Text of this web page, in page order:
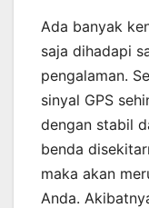
Ada banyak
saja dihadapi
pengalaman.
sinyal GPS
dengan stabil
benda
maka akan
Anda.